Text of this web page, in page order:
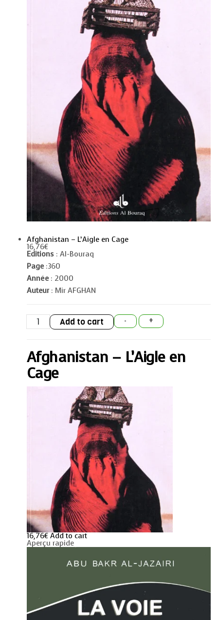
Afghanistan – L’Aigle en Cage
16,76€
Editions : Al-Bouraq
Page:360
Année : 2000
Auteur : Mir AFGHAN
-
Afghanistan
L'Aigle
quantity
+
Add to cart
Afghanistan – L’Aigle en
Cage
16,76€ Add to cart
Aperçu rapide